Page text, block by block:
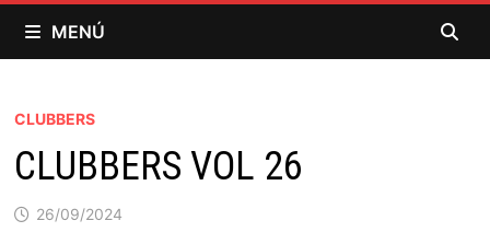
MENÚ
CLUBBERS
CLUBBERS VOL 26
26/09/2024